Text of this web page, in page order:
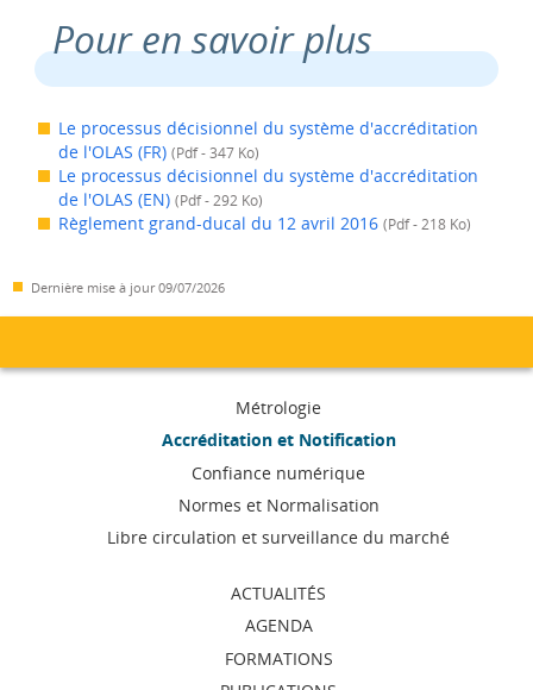
Pour en savoir plus
Le processus décisionnel du système d'accréditation
de l'OLAS (FR) (Pdf - 347 Ko)
Le processus décisionnel du système d'accréditation
de l'OLAS (EN) (Pdf - 292 Ko)
Règlement grand-ducal du 12 avril 2016 (Pdf - 218 Ko)
Dernière mise à jour09/07/2026
navigation
Métrologie
Accréditation et Notification
Confiance numérique
Normes et Normalisation
Libre circulation et surveillance du marché
ACTUALITÉS
AGENDA
FORMATIONS